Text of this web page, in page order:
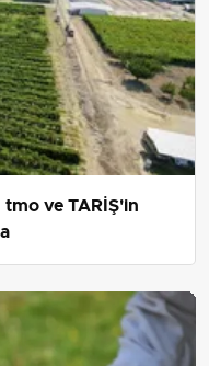
ve TARİŞ'in